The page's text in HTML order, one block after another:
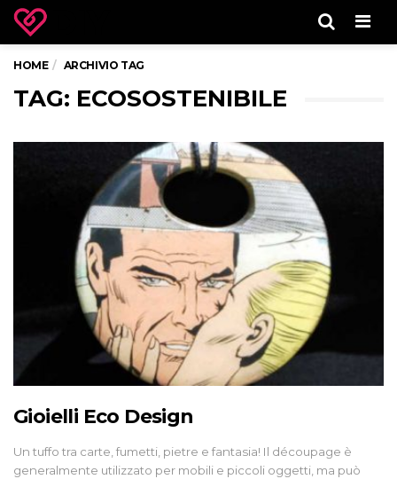
HOME ARCHIVIO TAG
TAG: ECOSOSTENIBILE
Gioielli Eco Design
Un tuffo tra carte, fumetti, pietre e fantasia! Il découpage è
generalmente utilizzato per mobili e piccoli oggetti, ma può